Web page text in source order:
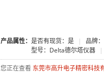
产品属性： 是否有现货：是 | 品牌
型号：Delta德尔塔仪器
|
您正在查看 东莞市高升电子精密科技